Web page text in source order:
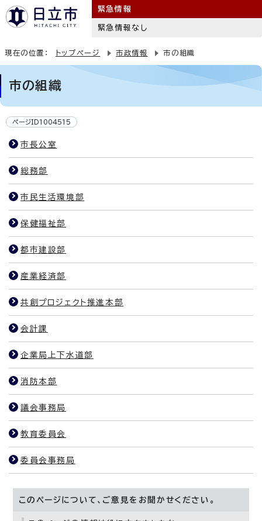
緊急情報
緊急情報なし
現在の位置： トップページ 市政情報 市の組織
市の組織
ページID1004515
市長公室
総務部
市民生活環境部
保健福祉部
都市建設部
産業経済部
共創プロジェクト推進本部
会計課
企業局上下水道部
消防本部
議会事務局
教育委員会
委員会事務局
このページについて、ご意見をお聞かせください。